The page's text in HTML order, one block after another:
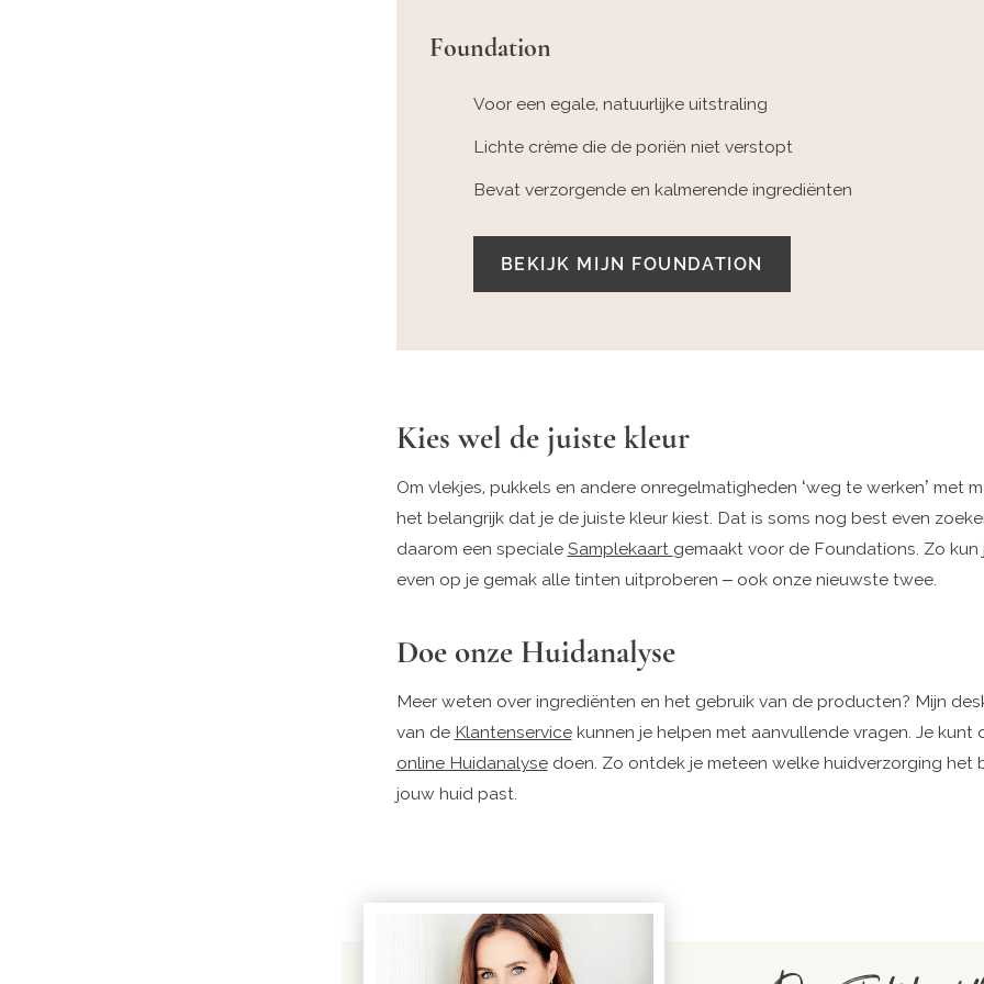
Foundation
Voor een egale, natuurlijke uitstraling
Lichte crème die de poriën niet verstopt
Bevat verzorgende en kalmerende ingrediënten
BEKIJK MIJN FOUNDATION
Kies wel de juiste kleur
Om vlekjes, pukkels en andere onregelmatigheden ‘weg te werken’ met
het belangrijk dat je de juiste kleur kiest. Dat is soms nog best even
daarom een speciale Samplekaart gemaakt voor de Foundations. Zo kun
even op je gemak alle tinten uitproberen – ook onze nieuwste twee.
Doe onze Huidanalyse
Meer weten over ingrediënten en het gebruik van de producten? Mijn
van de Klantenservicekunnen je helpen met aanvullende vragen. Je kunt
online Huidanalysedoen. Zo ontdek je meteen welke huidverzorging het
jouw huid past.